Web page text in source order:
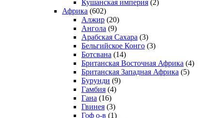
Кушанская империя (2)
Африка (602)
Алжир (20)
Ангола (9)
Арабская Сахара (3)
Бельгийское Конго (3)
Ботсвана (14)
Британская Восточная Африка (4)
Британская Западная Африка (5)
Бурунди (9)
Гамбия (4)
Гана (16)
Гвинея (3)
Гоф о-в (1)